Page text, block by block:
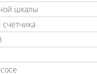
шкалы